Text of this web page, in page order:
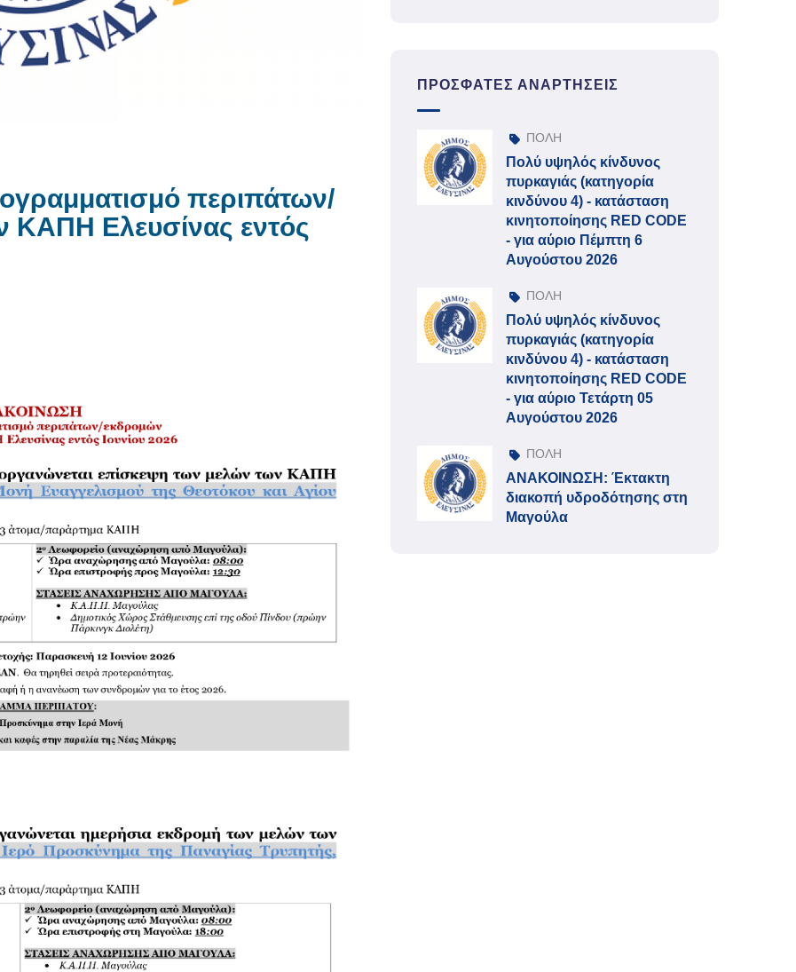
περιπάτων/
ΚΑΠΗ Ελευσίνας εντός
ΠΡΌΣΦΑΤΕΣ ΑΝΑΡΤΉΣΕΙΣ
ΠΟΛΗ
Πολύ υψηλός κίνδυνος
πυρκαγιάς (κατηγορία
κινδύνου 4) - κατάσταση
κινητοποίησης RED CODE
- για αύριο Πέμπτη 6
Αυγούστου 2026
ΠΟΛΗ
Πολύ υψηλός κίνδυνος
πυρκαγιάς (κατηγορία
κινδύνου 4) - κατάσταση
κινητοποίησης RED CODE
- για αύριο Τετάρτη 05
Αυγούστου 2026
ΠΟΛΗ
ΑΝΑΚΟΙΝΩΣΗ: Έκτακτη
διακοπή υδροδότησης στη
Μαγούλα